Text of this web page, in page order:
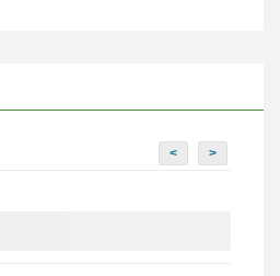
< >